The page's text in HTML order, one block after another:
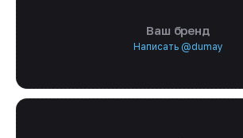
Ваш бренд
Написать @dumay